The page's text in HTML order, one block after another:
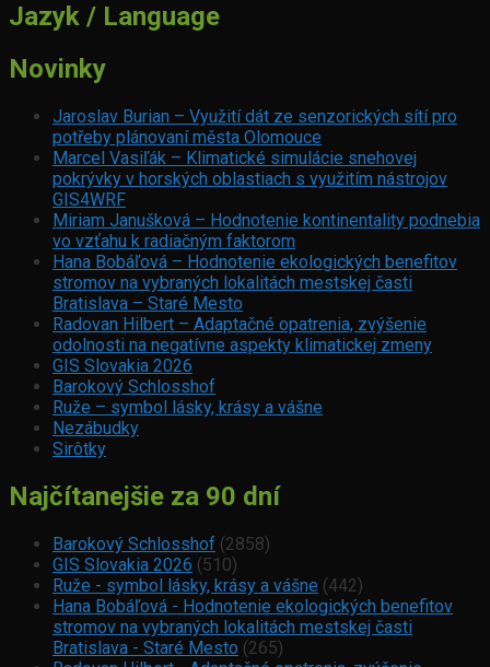
Jazyk / Language
Novinky
Jaroslav Burian – Využití dát ze senzorických sítí pro
potřeby plánovaní města Olomouce
Marcel Vasiľák – Klimatické simulácie snehovej
pokrývky v horských oblastiach s využitím nástrojov
GIS4WRF
Miriam Janušková – Hodnotenie kontinentality podnebia
vo vzťahu k radiačným faktorom
Hana Bobáľová – Hodnotenie ekologických benefitov
stromov na vybraných lokalitách mestskej časti
Bratislava – Staré Mesto
Radovan Hilbert – Adaptačné opatrenia, zvýšenie
odolnosti na negatívne aspekty klimatickej zmeny
GIS Slovakia 2026
Barokový Schlosshof
Ruže – symbol lásky, krásy a vášne
Nezábudky
Sirôtky
Najčítanejšie za 90 dní
Barokový Schlosshof (2858)
GIS Slovakia 2026 (510)
Ruže - symbol lásky, krásy a vášne (442)
Hana Bobáľová - Hodnotenie ekologických benefitov
stromov na vybraných lokalitách mestskej časti
Bratislava - Staré Mesto (265)